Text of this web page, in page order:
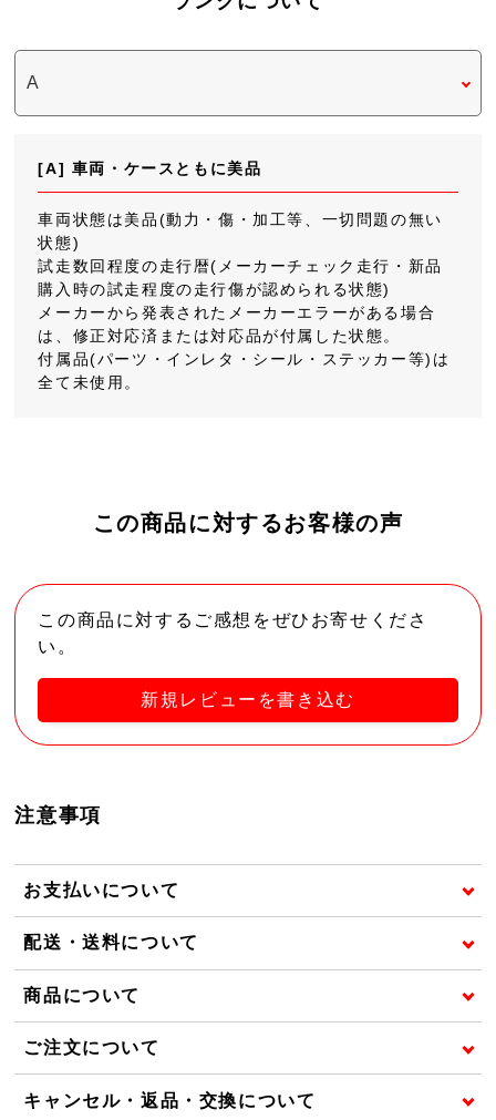
[A] 車両・ケースともに美品
車両状態は美品(動力・傷・加工等、一切問題の無い
状態)
試走数回程度の走行暦(メーカーチェック走行・新品
購入時の試走程度の走行傷が認められる状態)
メーカーから発表されたメーカーエラーがある場合
は、修正対応済または対応品が付属した状態。
付属品(パーツ・インレタ・シール・ステッカー等)は
全て未使用。
この商品に対するお客様の声
この商品に対するご感想をぜひお寄せくださ
い。
新規レビューを書き込む
注意事項
お支払いについて
配送・送料について
商品について
ご注文について
キャンセル・返品・交換について